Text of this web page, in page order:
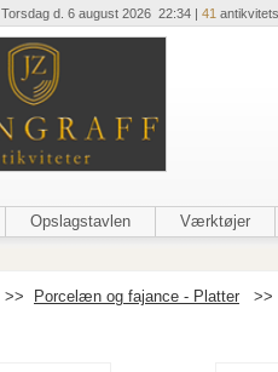
Torsdag d. 6 august 2026 22:34 | 41
Opslagstavlen Værktøjer
>> Porcelæn og fajance - Platter >>